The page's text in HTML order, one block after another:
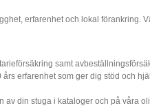
erfarenhet och lokal förankring.
samt
års erfarenhet som ger dig stöd och
av din stuga i kataloger och på våra